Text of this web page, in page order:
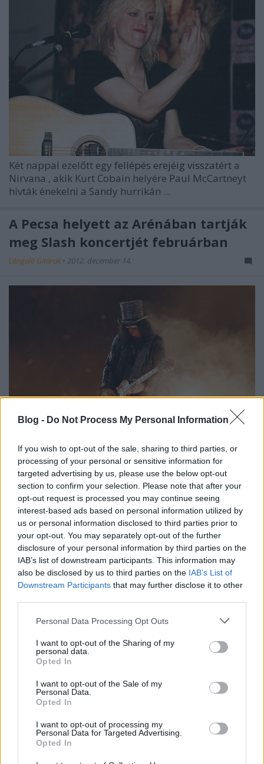
Blog - Do Not Process My Personal Information
If you wish to opt-out of the sale, sharing to third parties, or
processing of your personal or sensitive information for
targeted advertising by us, please use the below opt-out
section to confirm your selection. Please note that after your
opt-out request is processed you may continue seeing
interest-based ads based on personal information utilized by
us or personal information disclosed to third parties prior to
your opt-out. You may separately opt-out of the further
disclosure of your personal information by third parties on the
IAB’s list of downstream participants. This information may
also be disclosed by us to third parties on the IAB’s List of
Downstream Participants that may further disclose it to other
Please note that this website/app uses one or more Google
not limited to your visit or usage behaviour. You may click to
grant or deny consent to Google and its third-party tags to
use your data for below specified purposes in below Google
consent section.
Personal Data Processing Opt Outs
I want to opt-out of the Sharing of my
personal data.
Opted In
I want to opt-out of the Sale of my
Personal Data.
Opted In
I want to opt-out of processing my
Personal Data for Targeted Advertising.
Opted In
Két nappal ezelőtt egy fellépés erejéig visszatért a
Nirvana , akik Kurt Cobain helyére Paul McCartneyt
hívták énekelni a Sandy hurrikán ...
A Pecsa helyett az Arénában tartják
meg Slash koncertjét februárban
Lángoló Gitárok • 2012. december 14.
Alig pár nap alattelkapkodták a belépőket a
februári Slash-koncertre aPecsa Music Hallban,
ezért a szervezők az óriási érdeklődésre való ...
Mesterhármas öngólokból - Green
Day-lemezkritika
Sajó Dávid•2012. december 14.